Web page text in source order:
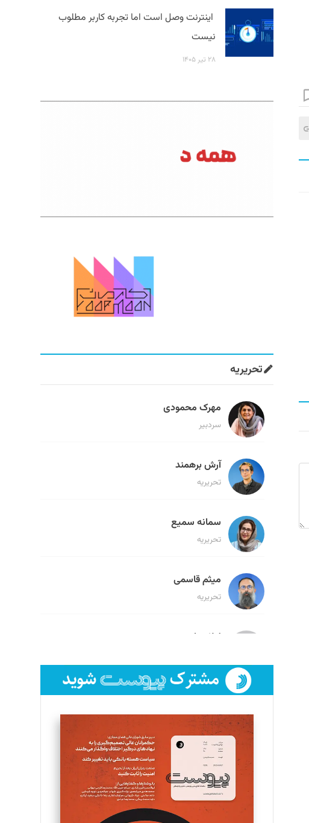
اینترنت وصل است اما تجربه کاربر مطلوب
نیست
۲۸ تیر ۱۴۰۵
تحریریه
مهرک محمودی
سردبیر
آرش برهمند
تحریریه
سمانه سمیع
تحریریه
میثم قاسمی
تحریریه
لیلا حنارود
فائزه فتحی رستمی
تحریریه
سروش کرمیان
تحریریه
مینا پاکدل